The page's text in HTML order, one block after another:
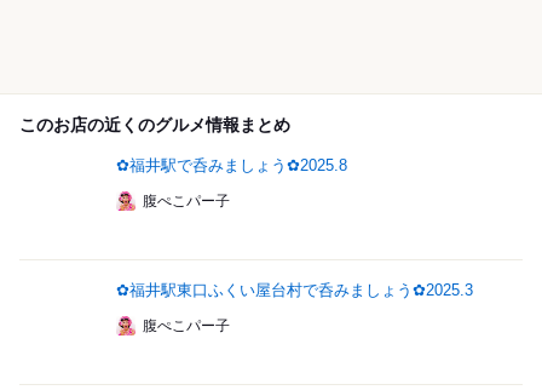
このお店の近くのグルメ情報まとめ
✿福井駅で呑みましょう✿2025.8
腹ぺこパー子
✿福井駅東口ふくい屋台村で呑みましょう✿2025.3
腹ぺこパー子